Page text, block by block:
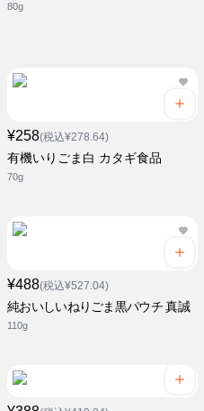
80g
¥258(税込¥278.64)
有機いりごま白 カタギ食品
70g
¥488(税込¥527.04)
純おいしいねりごま黒パウチ 真誠
110g